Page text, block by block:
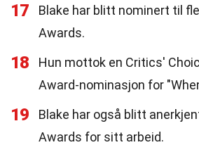
17
Blake har blitt nominert til
Awards.
18
Hun mottok en Critics'
Award-nominasjon for
19
Blake har også blitt
Awards for sitt arbeid.